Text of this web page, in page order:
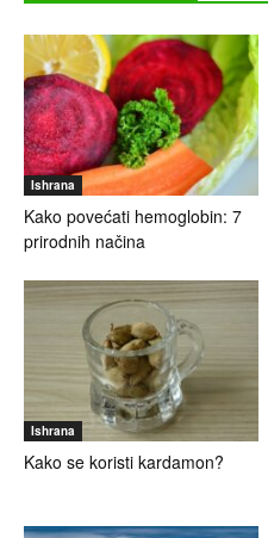
Ishrana
Kako povećati hemoglobin: 7
prirodnih načina
Ishrana
Kako se koristi kardamon?